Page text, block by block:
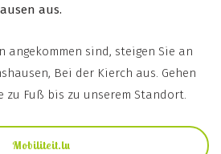
aus.
angekommen sind, steigen Sie an
Bei der Kierch aus. Gehen
zu Fuß bis zu unserem Standort.
Mobiliteit.lu